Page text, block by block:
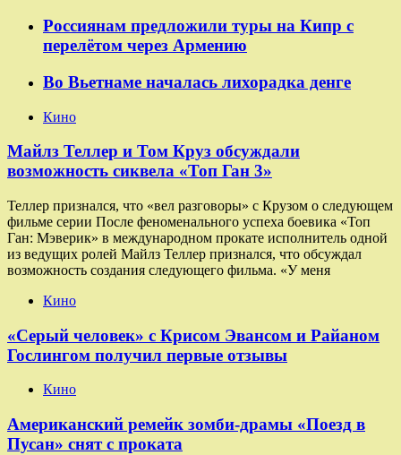
Россиянам предложили туры на Кипр с
перелётом через Армению
Во Вьетнаме началась лихорадка денге
Кино
Майлз Теллер и Том Круз обсуждали
возможность сиквела «Топ Ган 3»
Теллер признался, что «вел разговоры» с Крузом о следующем
фильме серии После феноменального успеха боевика «Топ
Ган: Мэверик» в международном прокате исполнитель одной
из ведущих ролей Майлз Теллер признался, что обсуждал
возможность создания следующего фильма. «У меня
Кино
«Серый человек» с Крисом Эвансом и Райаном
Гослингом получил первые отзывы
Кино
Американский ремейк зомби-драмы «Поезд в
Пусан» снят с проката